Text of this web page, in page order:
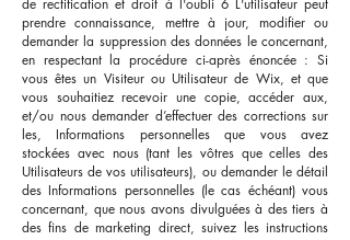
de rectification et droit à l'oubli 6 L'utilisateur peut
prendre connaissance, mettre à jour, modifier ou
demander la suppression des données le concernant,
en respectant la procédure ci-après énoncée : Si
vous êtes un Visiteur ou Utilisateur de Wix, et que
vous souhaitiez recevoir une copie, accéder aux,
et/ou nous demander d’effectuer des corrections sur
les, Informations personnelles que vous avez
stockées avec nous (tant les vôtres que celles des
Utilisateurs de vos utilisateurs), ou demander le détail
des Informations personnelles (le cas échéant) vous
concernant, que nous avons divulguées à des tiers à
des fins de marketing direct, suivez les instructions